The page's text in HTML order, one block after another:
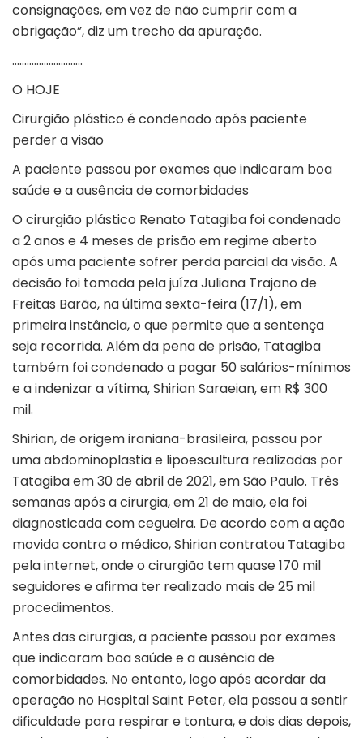
consignações, em vez de não cumprir com a
obrigação”, diz um trecho da apuração.
………………………..
O HOJE
Cirurgião plástico é condenado após paciente
perder a visão
A paciente passou por exames que indicaram boa
saúde e a ausência de comorbidades
O cirurgião plástico Renato Tatagiba foi condenado
a 2 anos e 4 meses de prisão em regime aberto
após uma paciente sofrer perda parcial da visão. A
decisão foi tomada pela juíza Juliana Trajano de
Freitas Barão, na última sexta-feira (17/1), em
primeira instância, o que permite que a sentença
seja recorrida. Além da pena de prisão, Tatagiba
também foi condenado a pagar 50 salários-mínimos
e a indenizar a vítima, Shirian Saraeian, em R$ 300
mil.
Shirian, de origem iraniana-brasileira, passou por
uma abdominoplastia e lipoescultura realizadas por
Tatagiba em 30 de abril de 2021, em São Paulo. Três
semanas após a cirurgia, em 21 de maio, ela foi
diagnosticada com cegueira. De acordo com a ação
movida contra o médico, Shirian contratou Tatagiba
pela internet, onde o cirurgião tem quase 170 mil
seguidores e afirma ter realizado mais de 25 mil
procedimentos.
Antes das cirurgias, a paciente passou por exames
que indicaram boa saúde e a ausência de
comorbidades. No entanto, logo após acordar da
operação no Hospital Saint Peter, ela passou a sentir
dificuldade para respirar e tontura, e dois dias depois,